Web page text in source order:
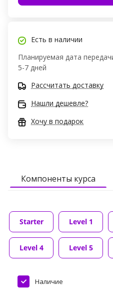
Есть в наличии
Планируемая дата
5-7 дней
Рассчитать доставку
Нашли дешевле?
Хочу в подарок
Компоненты курса
Starter Level 1
Level 4 Level 5
Наличие